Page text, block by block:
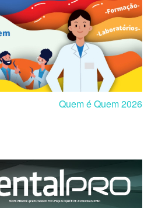
Quem é Quem 2026